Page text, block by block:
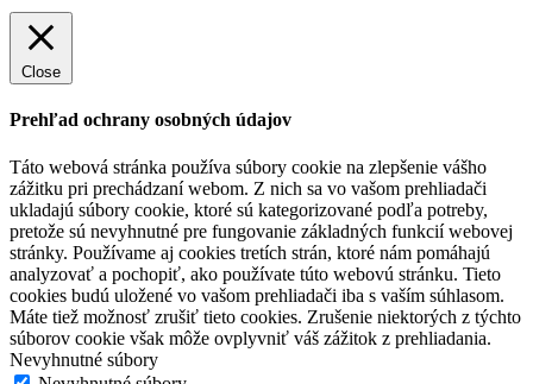
Close
Prehľad ochrany osobných údajov
Táto webová stránka používa súbory cookie na zlepšenie vášho
zážitku pri prechádzaní webom. Z nich sa vo vašom prehliadači
ukladajú súbory cookie, ktoré sú kategorizované podľa potreby,
pretože sú nevyhnutné pre fungovanie základných funkcií webovej
stránky. Používame aj cookies tretích strán, ktoré nám pomáhajú
analyzovať a pochopiť, ako používate túto webovú stránku. Tieto
cookies budú uložené vo vašom prehliadači iba s vaším súhlasom.
Máte tiež možnosť zrušiť tieto cookies. Zrušenie niektorých z týchto
súborov cookie však môže ovplyvniť váš zážitok z prehliadania.
Nevyhnutné súbory